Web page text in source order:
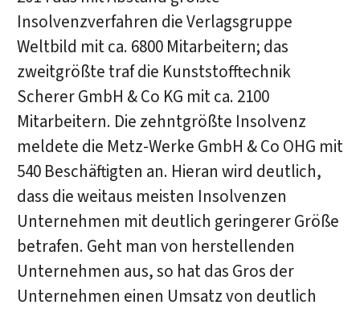
Insolvenzverfahren die Verlagsgruppe
Weltbild mit ca. 6800 Mitarbeitern; das
zweitgrößte traf die Kunststofftechnik
Scherer GmbH & Co KG mit ca. 2100
Mitarbeitern. Die zehntgrößte Insolvenz
meldete die Metz-Werke GmbH & Co OHG mit
540 Beschäftigten an. Hieran wird deutlich,
dass die weitaus meisten Insolvenzen
Unternehmen mit deutlich geringerer Größe
betrafen. Geht man von herstellenden
Unternehmen aus, so hat das Gros der
Unternehmen einen Umsatz von deutlich